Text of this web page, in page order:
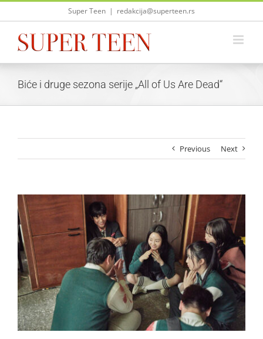
Skip
Super Teen | redakcija@superteen.rs
Biće i druge sezona serije „All of Us Are Dead“
Previous Next
View
Larger
Image